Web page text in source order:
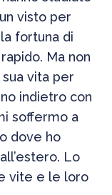
visto per
fortuna di
Ma non
vita per
indietro con
soffermo a
dove ho
Lo
vite e le loro